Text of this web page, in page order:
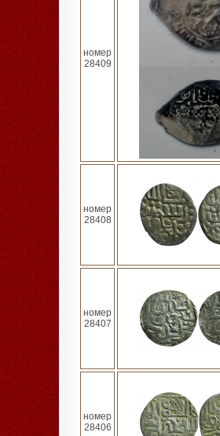
номер
28409
номер
28408
номер
28407
номер
28406